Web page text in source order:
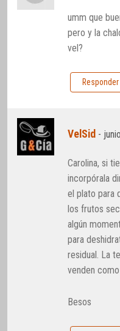
umm que
pero y la
vel?
Responder
VelSid -
Carolina, si
incorpórala
el plato para
los frutos
algún
para
residual. La
venden
Besos